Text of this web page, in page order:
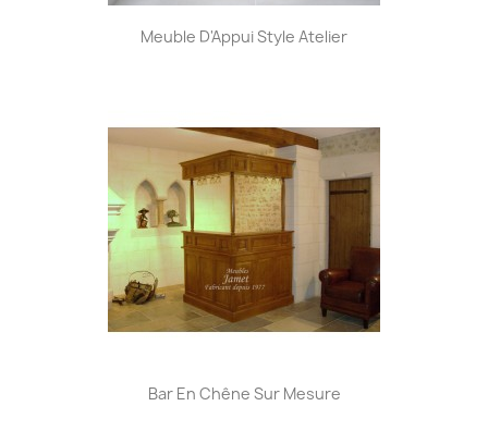
Meuble D'Appui Style Atelier
Bar En Chêne Sur Mesure